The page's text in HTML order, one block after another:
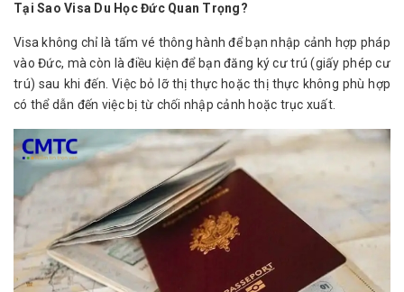
Tại Sao Visa Du Học Đức Quan Trọng?
Visa không chỉ là tấm vé thông hành để bạn nhập cảnh hợp pháp
vào Đức, mà còn là điều kiện để bạn đăng ký cư trú (giấy phép cư
trú) sau khi đến. Việc bỏ lỡ thị thực hoặc thị thực không phù hợp
có thể dẫn đến việc bị từ chối nhập cảnh hoặc trục xuất.